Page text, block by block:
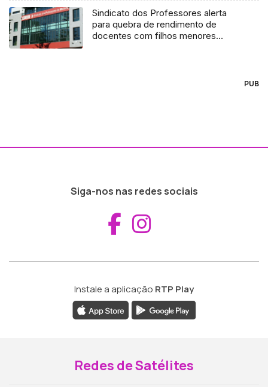
Sindicato dos Professores alerta
para quebra de rendimento de
docentes com filhos menores
PUB
Siga-nos nas redes sociais
Aceder ao
Instale a aplicação RTP Play
Redes de Satélites